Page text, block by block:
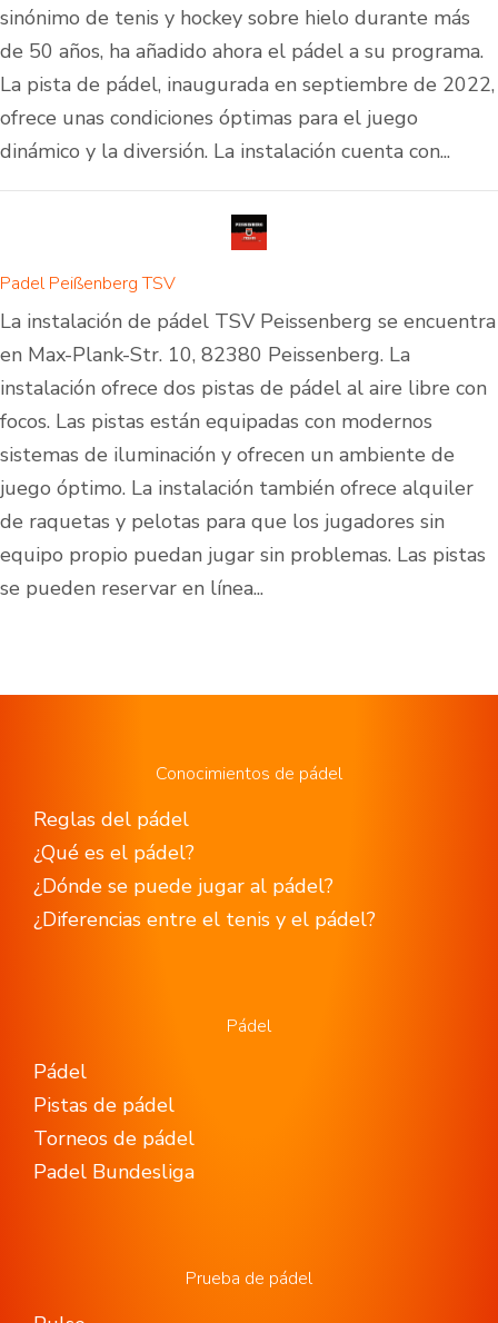
sinónimo de tenis y hockey sobre hielo durante más
de 50 años, ha añadido ahora el pádel a su programa.
La pista de pádel, inaugurada en septiembre de 2022,
ofrece unas condiciones óptimas para el juego
dinámico y la diversión. La instalación cuenta con...
Padel Peißenberg TSV
La instalación de pádel TSV Peissenberg se encuentra
en Max-Plank-Str. 10, 82380 Peissenberg. La
instalación ofrece dos pistas de pádel al aire libre con
focos. Las pistas están equipadas con modernos
sistemas de iluminación y ofrecen un ambiente de
juego óptimo. La instalación también ofrece alquiler
de raquetas y pelotas para que los jugadores sin
equipo propio puedan jugar sin problemas. Las pistas
se pueden reservar en línea...
Conocimientos de pádel
Reglas del pádel
¿Qué es el pádel?
¿Dónde se puede jugar al pádel?
¿Diferencias entre el tenis y el pádel?
Pádel
Pádel
Pistas de pádel
Torneos de pádel
Padel Bundesliga
Prueba de pádel